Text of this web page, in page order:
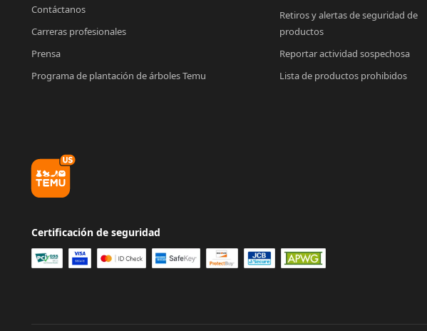
Contáctanos
Carreras profesionales
Prensa
Programa de plantación de árboles Temu
Retiros y alertas de seguridad de
productos
Reportar actividad sospechosa
Lista de productos prohibidos
Certificación de seguridad